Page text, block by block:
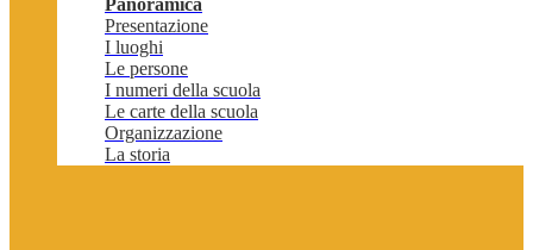
Panoramica
Presentazione
I luoghi
Le persone
I numeri della scuola
Le carte della scuola
Organizzazione
La storia